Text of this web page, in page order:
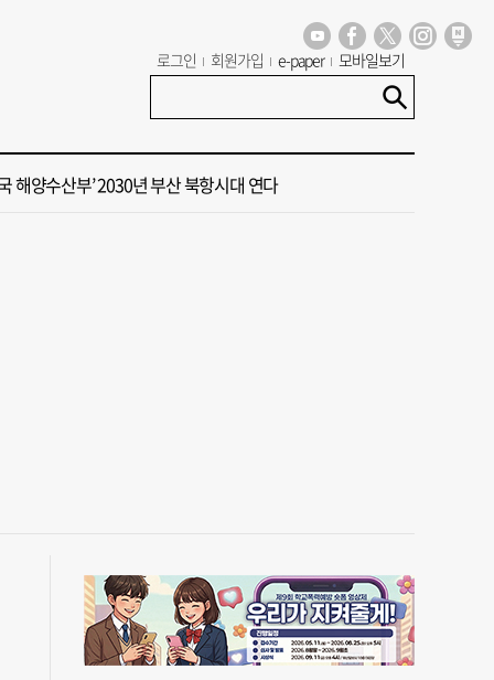
로그인 회원가입 e-paper 모바일보기
15호 태풍 '찬홈' 북상 중…일본 관통 후 우리나라에 단비 선물
국 해양수산부’ 2030년 부산 북항시대 연다
계류 모든 선박 영업정지”… 재개발 속도전